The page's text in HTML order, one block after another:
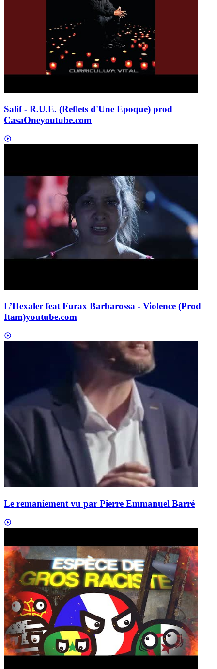
Salif - R.U.E. (Reflets d'Une Epoque) prod
CasaOneyoutube.com
L’Hexaler feat Furax Barbarossa - Violence (Prod
Itam)youtube.com
Le remaniement vu par Pierre Emmanuel Barré